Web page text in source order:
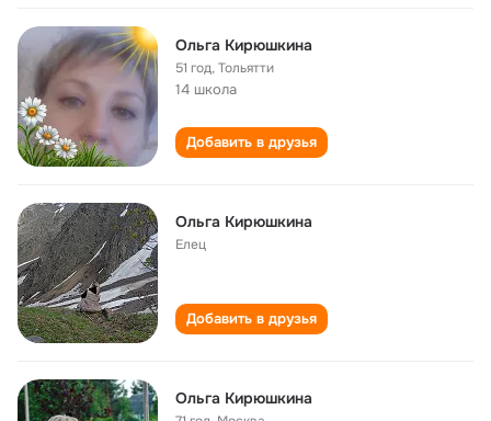
Ольга Кирюшкина
51 год,Тольятти
14 школа
Добавить в друзья
Ольга Кирюшкина
Елец
Добавить в друзья
Ольга Кирюшкина